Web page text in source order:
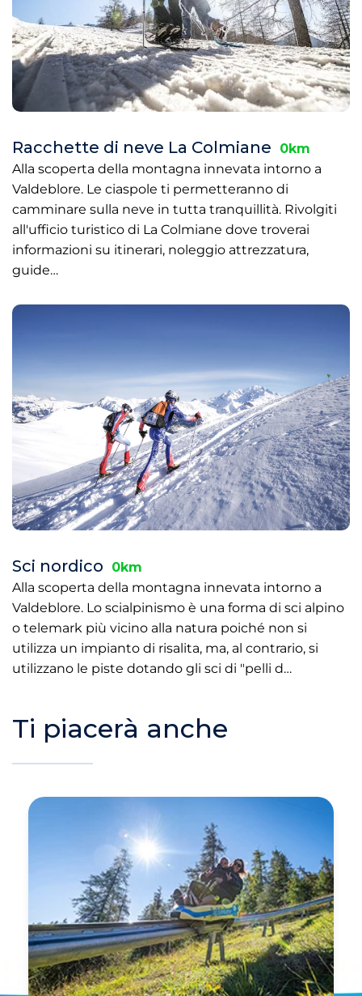
Racchette di neve La Colmiane
0km
Alla scoperta della montagna innevata intorno a
Valdeblore. Le ciaspole ti permetteranno di
camminare sulla neve in tutta tranquillità. Rivolgiti
all'ufficio turistico di La Colmiane dove troverai
informazioni su itinerari, noleggio attrezzatura,
guide…
Sci nordico
0km
Alla scoperta della montagna innevata intorno a
Valdeblore. Lo scialpinismo è una forma di sci alpino
o telemark più vicino alla natura poiché non si
utilizza un impianto di risalita, ma, al contrario, si
utilizzano le piste dotando gli sci di "pelli d…
Ti piacerà anche